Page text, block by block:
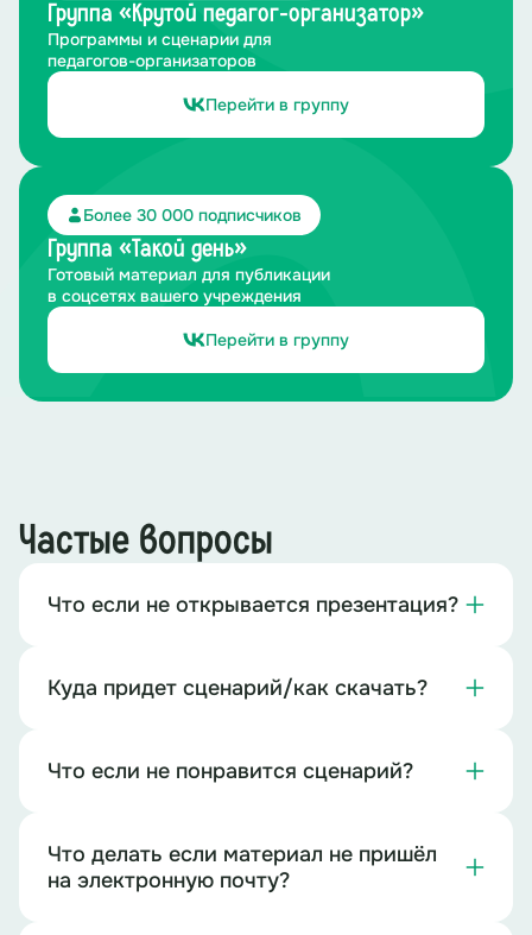
Группа «Крутой педагог-организатор»
Программы и сценарии для
педагогов-организаторов
Перейти в группу
Более 30 000 подписчиков
Группа «Такой день»
Готовый материал для публикации
в соцсетях вашего учреждения
Перейти в группу
Частые вопросы
Что если не открывается презентация?
Куда придет сценарий/как скачать?
Что если не понравится сценарий?
Что делать если материал не пришёл
на электронную почту?